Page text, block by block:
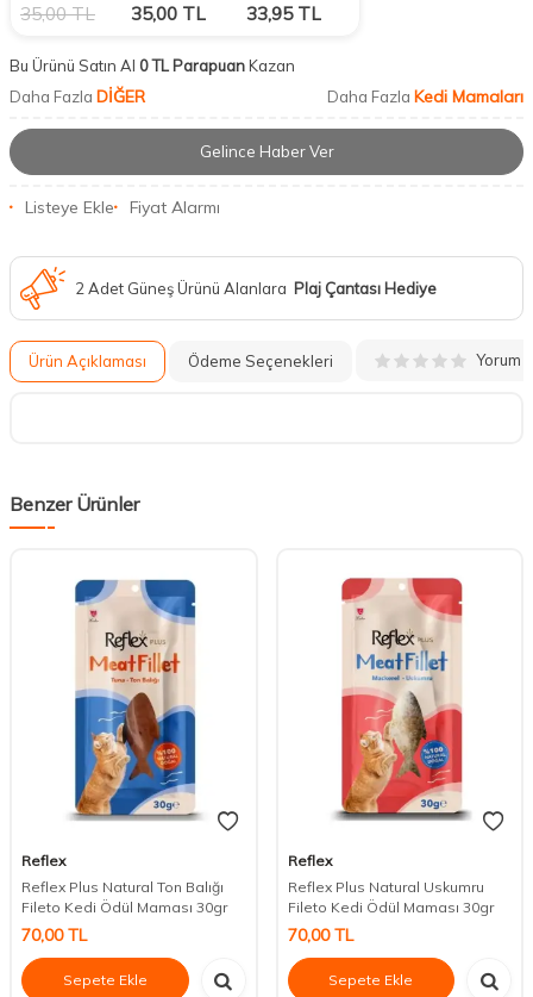
DESTEK
35,00TL 35,00 TL 33,95TL
Bu Ürünü Satın Al 0 TL ParapuanKazan
Daha Fazla DİĞER Daha Fazla Kedi Mamaları
Gelince Haber Ver
Listeye Ekle Fiyat Alarmı
2 Adet Güneş Ürünü Alanlara Plaj Çantası Hediye
Ürün Açıklaması Ödeme Seçenekleri Yorum
Benzer Ürünler
Reflex
Reflex Plus Natural Ton Balığı
Fileto Kedi Ödül Maması 30gr
70,00TL
Sepete Ekle
Reflex
Reflex Plus Natural Uskumru
Fileto Kedi Ödül Maması 30gr
70,00TL
Sepete Ekle